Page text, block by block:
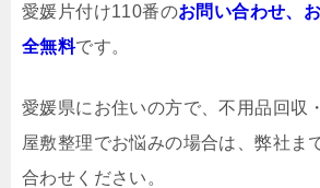
愛媛片付け110番のお問い合わせ、
全無料です。
愛媛県にお住いの方で、不用品回収
屋敷整理でお悩みの場合は、弊社ま
合わせください。